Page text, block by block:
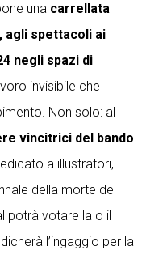
una carrellata
agli spettacoli ai
negli spazi di
invisibile che
Non solo: al
vincitrici del bando
a illustratori,
della morte del
potrà votare la o il
l’ingaggio per la